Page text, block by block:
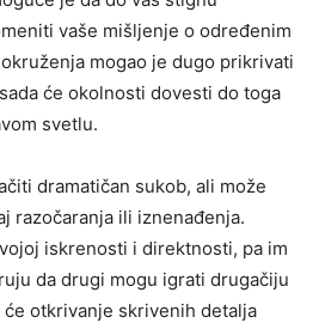
vaše mišljenje o određenim
mogao je dugo prikrivati
će okolnosti dovesti do toga
svetlu.
dramatičan sukob, ali može
razočaranja ili iznenađenja.
iskrenosti i direktnosti, pa im
da drugi mogu igrati drugačiju
otkrivanje skrivenih detalja